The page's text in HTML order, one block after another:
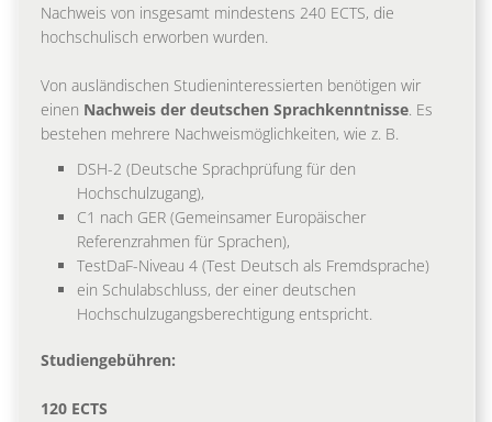
Nachweis von insgesamt mindestens 240 ECTS, die
hochschulisch erworben wurden.
Von ausländischen Studieninteressierten benötigen wir
einen Nachweis der deutschen Sprachkenntnisse. Es
bestehen mehrere Nachweismöglichkeiten, wie z. B.
DSH-2 (Deutsche Sprachprüfung für den
Hochschulzugang),
C1 nach GER (Gemeinsamer Europäischer
Referenzrahmen für Sprachen),
TestDaF-Niveau 4 (Test Deutsch als Fremdsprache)
ein Schulabschluss, der einer deutschen
Hochschulzugangsberechtigung entspricht.
Studiengebühren:
120 ECTS